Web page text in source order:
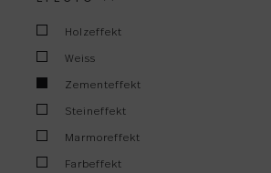
Holzeffekt
Weiss
Zementeffekt
Steineffekt
Marmoreffekt
Farbeffekt